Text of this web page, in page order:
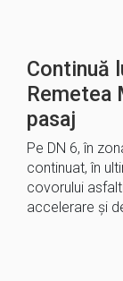
Continuă
Remetea
pasaj
Pe DN 6, în
continuat, în
covorului
accelerare și